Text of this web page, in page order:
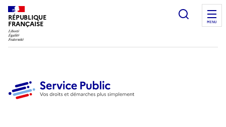
RÉPUBLIQUE
FRANÇAISE
Ouvrir
MENU